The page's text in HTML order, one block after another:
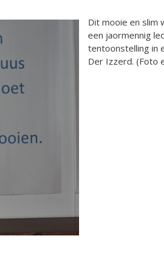
Dit mooie en slim
een jaormennig
tentoonstelling in
Der Izzerd. (Foto